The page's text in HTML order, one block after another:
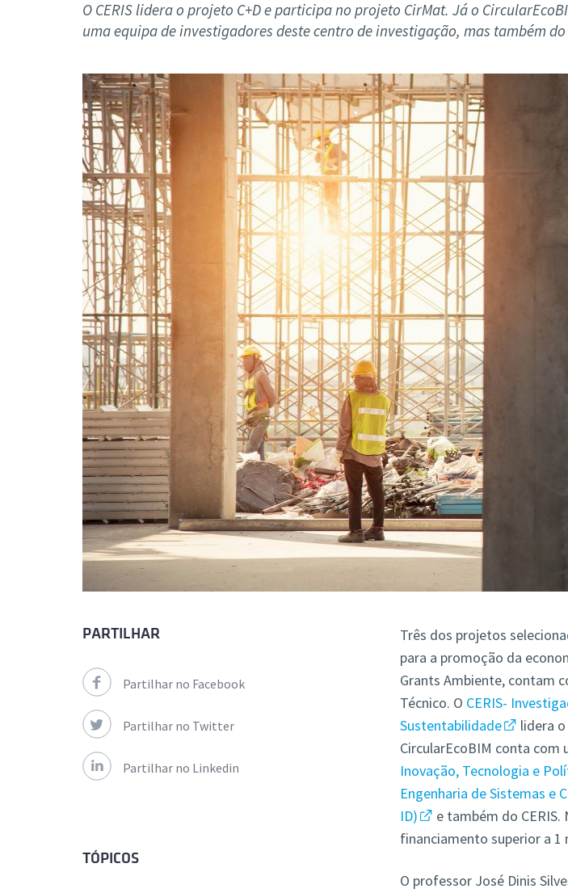
Formação Avançada
O CERIS lidera o projeto C+D e participa no projeto CirMat. Já o
uma equipa de investigadores deste centro de investigação, mas também do
Três dos projetos
para a promoção da
Grants Ambiente, contam
Técnico. O CERIS-
Sustentabilidade
lidera
CircularEcoBIM conta com
Inovação, Tecnologia e
Engenharia de Sistemas e
ID)
e também do
financiamento superior a 1
O professor José Dinis
PARTILHAR
Partilhar no Facebook
Partilhar no Twitter
Partilhar no Linkedin
TÓPICOS